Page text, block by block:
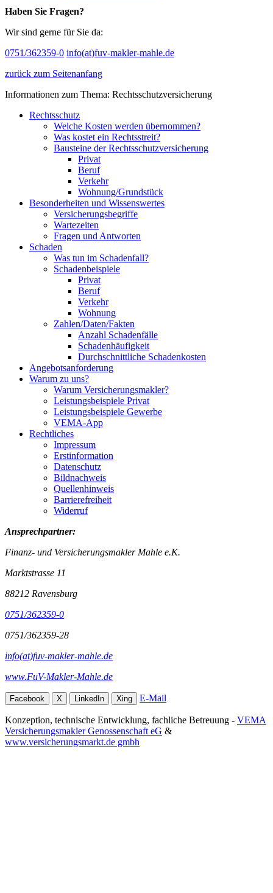
Haben Sie Fragen?
Wir sind gerne für Sie da:
0751/362359-0 info(at)fuv-makler-mahle.de
zurück zum Seitenanfang
Informationen zum Thema: Rechtsschutzversicherung
Rechtsschutz
Welche Kosten werden übernommen?
Was kostet ein Rechtsstreit?
Bausteine der Rechtsschutzversicherung
Privat
Beruf
Verkehr
Wohnung/Grundstück
Besonderheiten und Wissenswertes
Versicherungsbegriffe
Wartezeiten
Fragen und Antworten
Schaden
Was tun im Schadenfall?
Schadenbeispiele
Privat
Beruf
Verkehr
Wohnung
Zahlen/Daten/Fakten
Anzahl Schadenfälle
Schadenhäufigkeit
Durchschnittliche Schadenkosten
Angebotsanforderung
Warum zu uns?
Warum Versicherungsmakler?
Leistungsbeispiele Privat
Leistungsbeispiele Gewerbe
VEMA-App
Rechtliches
Impressum
Erstinformation
Datenschutz
Bildnachweis
Quellenhinweis
Barrierefreiheit
Widerruf
Ansprechpartner:
Finanz- und Versicherungsmakler Mahle e.K.
Marktstrasse 11
88212 Ravensburg
0751/362359-0
0751/362359-28
info(at)fuv-makler-mahle.de
www.FuV-Makler-Mahle.de
Facebook X LinkedIn Xing E-Mail
Konzeption, technische Entwicklung, fachliche Betreuung - VEMA
Versicherungsmakler Genossenschaft eG &
www.versicherungsmarkt.de gmbh